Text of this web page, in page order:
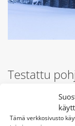
Tämä verkkosivusto
Testattu
Osana pysyvää
testaamme
toimitilojemme